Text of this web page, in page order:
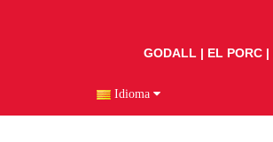
GODALL EL PORC
Idioma